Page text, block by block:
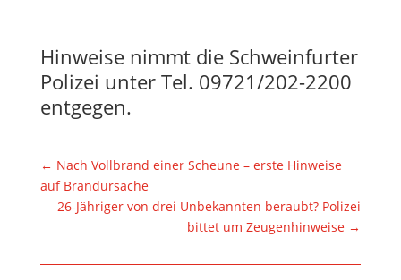
Hinweise nimmt die Schweinfurter
Polizei unter Tel. 09721/202-2200
entgegen.
← Nach Vollbrand einer Scheune – erste Hinweise
auf Brandursache
26-Jähriger von drei Unbekannten beraubt? Polizei
bittet um Zeugenhinweise →